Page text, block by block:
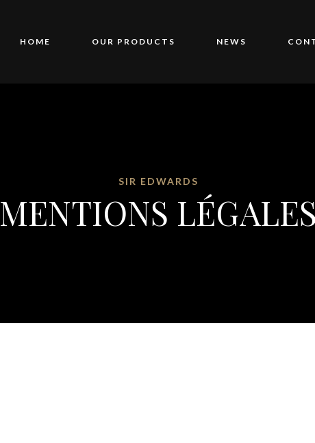
HOME OUR PRODUCTS NEWS
SIR EDWARDS
MENTIONS LÉGALES